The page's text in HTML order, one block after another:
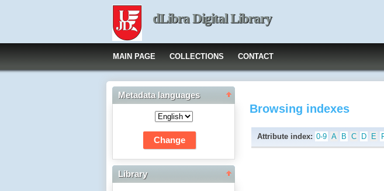
dLibra Digital Library
MAIN PAGE COLLECTIONS CONTACT
Metadata languages
Library
Browsing indexes
Attribute index: 0-9 A B C D E